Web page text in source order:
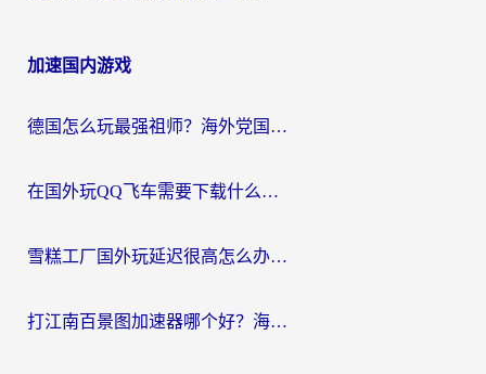
加速国内游戏
德国怎么玩最强祖师？海外党国服游戏加速器选择全攻略（附宝可梦Online实测）
在国外玩QQ飞车需要下载什么加速器呢？海外党亲测有效的国服游戏加速指南
雪糕工厂国外玩延迟很高怎么办？海外玩家国服游戏加速终极攻略（附实测推荐）
打江南百景图加速器哪个好？海外党踩坑N次后，终于找到不卡的秘诀